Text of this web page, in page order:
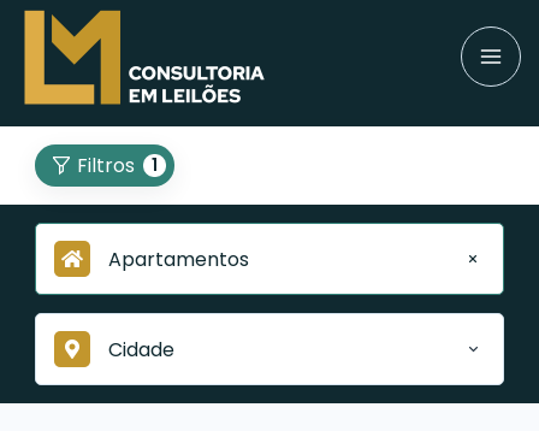
Filtros 1
Apartamentos
Cidade